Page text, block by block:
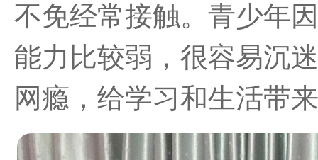
不免经常接触。青少年
能力比较弱，很容易沉
网瘾，给学习和生活带